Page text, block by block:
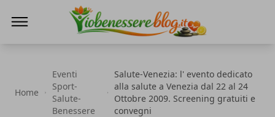
Home
Eventi
Sport-
Salute-
Benessere
Salute-Venezia: l' evento dedicato
alla salute a Venezia dal 22 al 24
Ottobre 2009. Screening gratuiti e
convegni